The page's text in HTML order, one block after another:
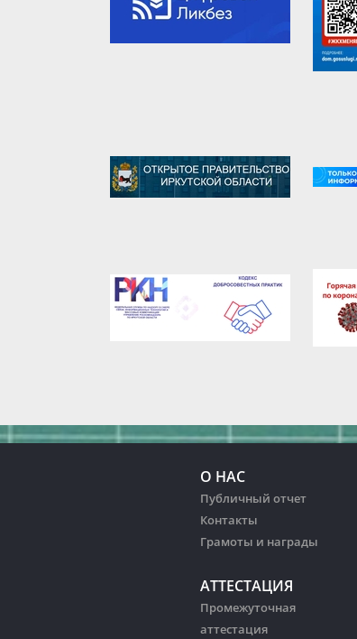
О НАС
Публичный отчет
Контакты
Грамоты и награды
АТТЕСТАЦИЯ
Промежуточная
аттестация